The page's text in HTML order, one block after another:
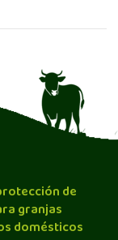
de
granjas
domésticos